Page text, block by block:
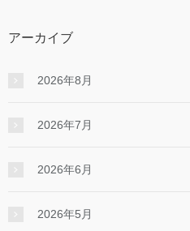
アーカイブ
2026年8月
2026年7月
2026年6月
2026年5月